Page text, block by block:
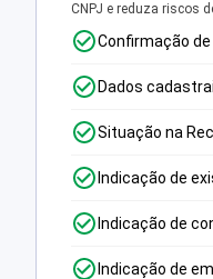
CNPJ e reduza riscos
Confirmação
Dados
Situação na
Indicação de
Indicação de
Indicação de